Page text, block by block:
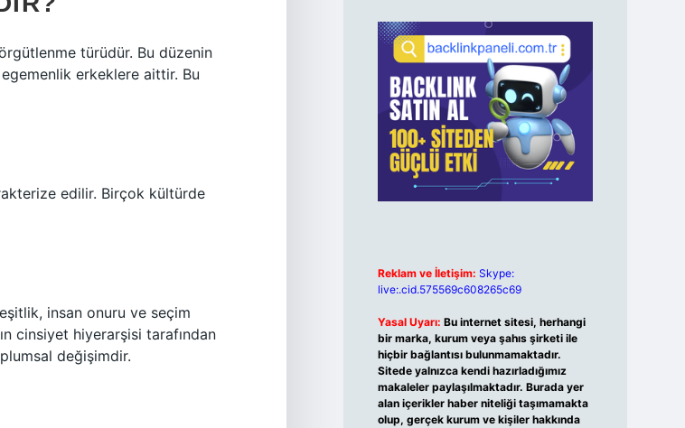
türüdür. Bu düzenin
erkeklere aittir. Bu
edilir. Birçok kültürde
insan onuru ve seçim
cinsiyet hiyerarşisi tarafından
değişimdir.
Reklam ve İletişim: Skype:
live:.cid.575569c608265c69
Yasal Uyarı: Bu internet sitesi, herhangi
bir marka, kurum veya şahıs şirketi ile
hiçbir bağlantısı bulunmamaktadır.
Sitede yalnızca kendi hazırladığımız
makaleler paylaşılmaktadır. Burada yer
alan içerikler haber niteliği taşımamakta
olup, gerçek kurum ve kişiler hakkında